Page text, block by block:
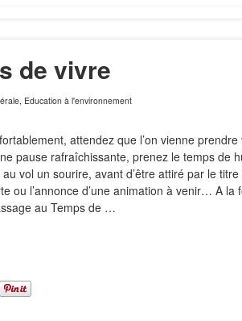
de vivre
, Education à l'environnement
attendez que l’on vienne prendre
pause rafraîchissante, prenez le temps de
vol un sourire, avant d’être attiré par le titre
ou l’annonce d’une animation à venir… A la
au Temps de …